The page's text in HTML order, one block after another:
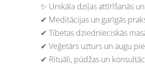
✨ Unikāla dziļas attīrīšanās
✔ Meditācijas un garīgās
✔ Tibetas dziednieciskās
✔ Veģetārs uzturs un augu
✔ Rituāli, pūdžas un